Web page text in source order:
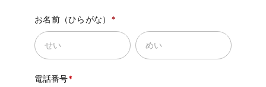
お名前（ひらがな） *
電話番号